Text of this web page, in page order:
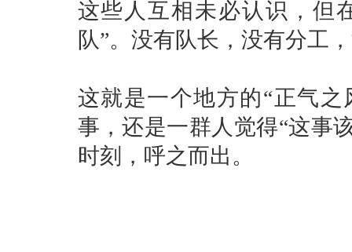
这些人互相未必认识，但
队”。没有队长，没有分工
这就是一个地方的“正气
事，还是一群人觉得“这事
时刻，呼之而出。